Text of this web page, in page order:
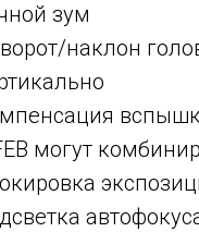
зум
наклон
могут